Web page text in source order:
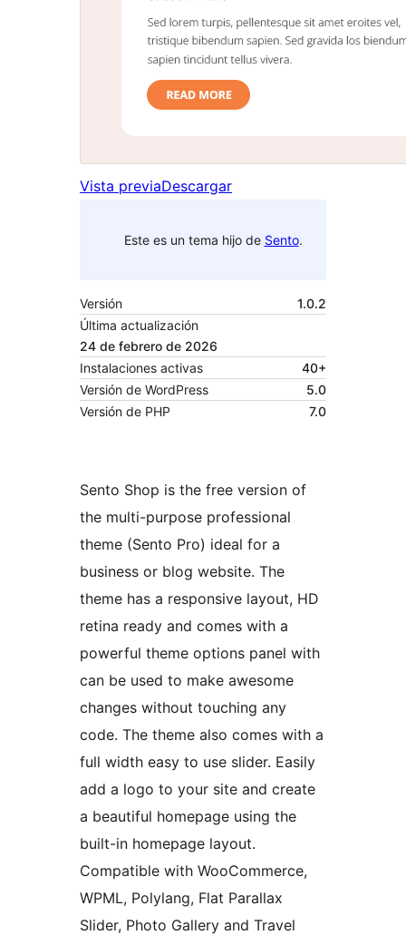
Vista previaDescargar
Este es un tema hijo de Sento.
Versión
1.0.2
Última actualización
24 de febrero de 2026
Instalaciones activas
40+
Versión de WordPress
5.0
Versión de PHP
7.0
Sento Shop is the free version of
the multi-purpose professional
theme (Sento Pro) ideal for a
business or blog website. The
theme has a responsive layout, HD
retina ready and comes with a
powerful theme options panel with
can be used to make awesome
changes without touching any
code. The theme also comes with a
full width easy to use slider. Easily
add a logo to your site and create
a beautiful homepage using the
built-in homepage layout.
Compatible with WooCommerce,
WPML, Polylang, Flat Parallax
Slider, Photo Gallery and Travel